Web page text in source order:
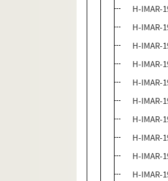
H-IMAR-
H-IMAR-
H-IMAR-
H-IMAR-
H-IMAR-
H-IMAR-
H-IMAR-
H-IMAR-
H-IMAR-
H-IMAR-